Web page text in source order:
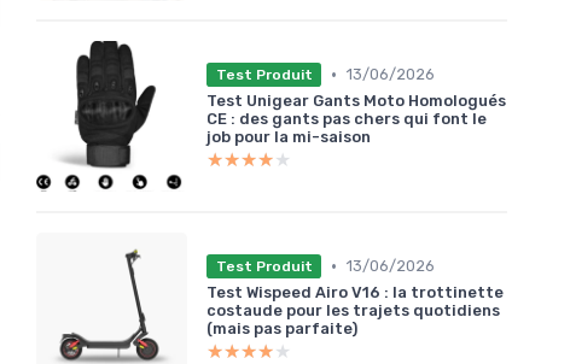
Test Produit • 13/06/2026
Test Unigear Gants Moto Homologués
CE : des gants pas chers qui font le
job pour la mi-saison
★★★★★
★★★★★
Test Produit • 13/06/2026
Test Wispeed Airo V16 : la trottinette
costaude pour les trajets quotidiens
(mais pas parfaite)
★★★★★
★★★★★